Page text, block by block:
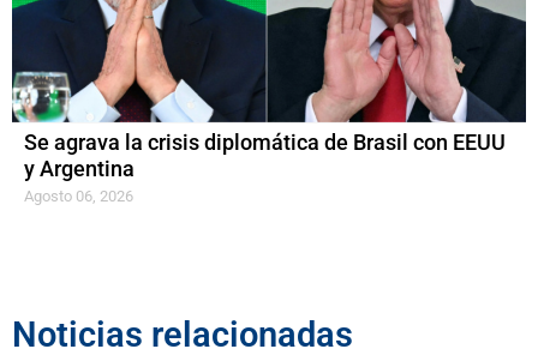
Se agrava la crisis diplomática de Brasil con EEUU
y Argentina
Agosto 06, 2026
Noticias relacionadas